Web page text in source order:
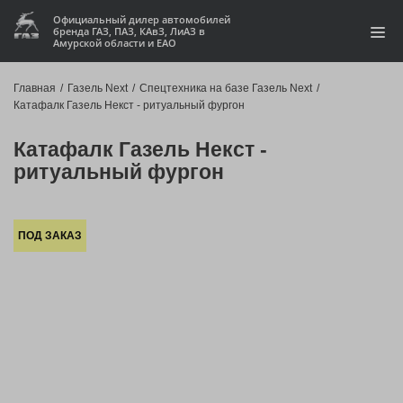
Официальный дилер автомобилей
бренда ГАЗ, ПАЗ, КАвЗ, ЛиАЗ в
Амурской области и ЕАО
Запчасти
Акции
Главная / Газель Next / Спецтехника на базе Газель Next /
Катафалк Газель Некст - ритуальный фургон
Катафалк Газель Некст -
ритуальный фургон
ПОД ЗАКАЗ